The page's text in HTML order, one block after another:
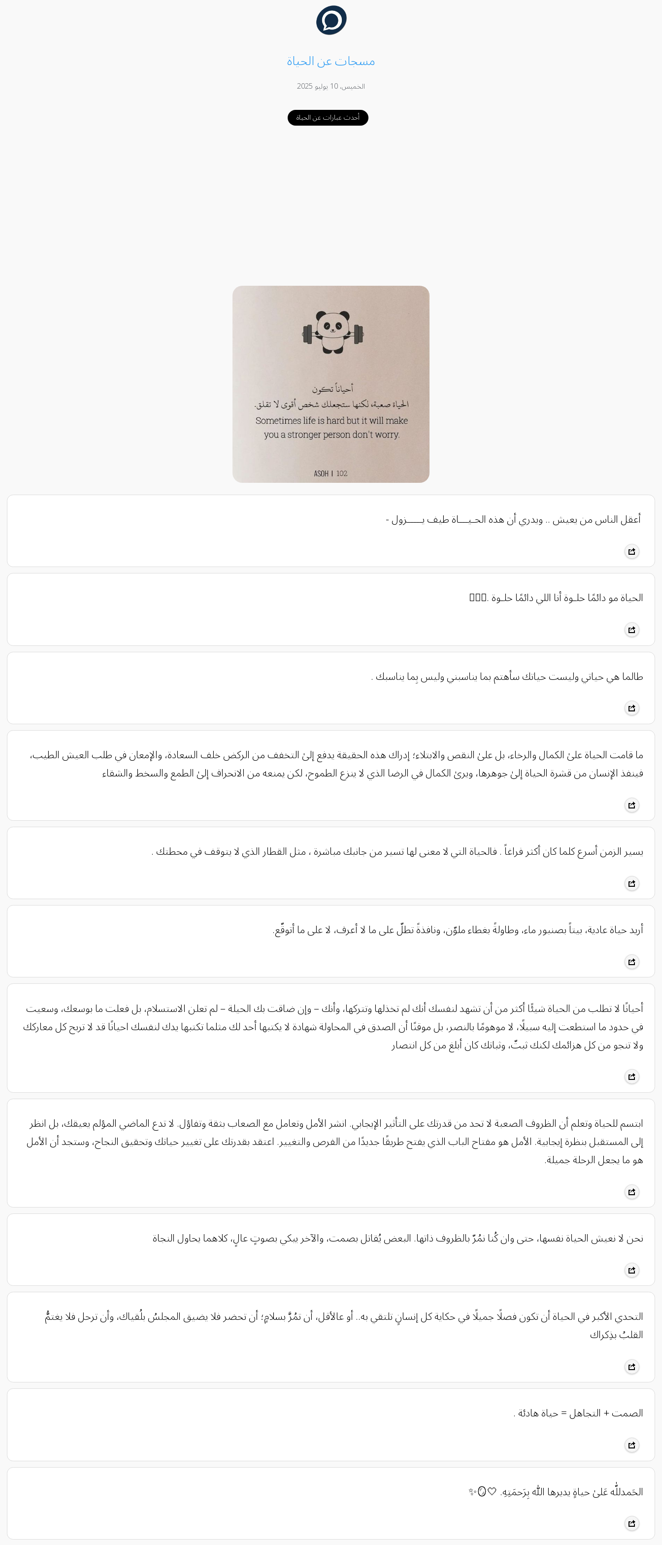
مسجات عن الحياة
الخميس، 10 يوليو 2025
أحدث عبارات عن الحياة
‏ أعقل الناس من يعيش .. ويدري أن هذه الحـيـــاة طيف يـــــزول -
الحياة مو دائمًا حلـوة أنا اللي دائمًا حلـوة .💆🏻‍♀️
طالما هي حياتي وليست حياتك سأهتم بما يناسبني وليس بِما يناسبك .
‏ما قامت الحياة علىٰ الكمال والرخاء، بل علىٰ النقص والابتلاء؛ إدراك هذه الحقيقة يدفع إلىٰ التخفف من الركض خلف السعادة، والإمعان في طلب العيش الطيب،
فينفذ الإنسان من قشرة الحياة إلىٰ جوهرها، ويرىٰ الكمال في الرضا الذي لا ينزع الطموح، لكن يمنعه من الانحراف إلىٰ الطمع والسخط والشقاء
يسير الزمن أسرع كلما كان أكثر فراغاً . فالحياة التي ﻻ معنى لها تسير من جانبك مباشرة ، مثل القطار الذي ﻻ يتوقف في محطتك .
أريد حياة عادية، بيتاً بصنبور ماء، وطاولةً بغطاء ملوّن، ونافذةً تطلّ على ما لا أعرف، لا على ما أتوقّع.
أحيانًا لا تطلب من الحياة شيئًا أكثر من أن تشهد لنفسك أنك لم تخذلها وتتركها، وأنك – وإن ضاقت بك الحيلة – لم تعلن الاستسلام، بل فعلت ما بوسعك، وسعيت
في حدود ما استطعت إليه سبيلًا، لا موهومًا بالنصر، بل موقنًا أن الصدق في المحاولة شهادة لا يكتبها أحد لك مثلما تكتبها يدك لنفسك احيانًا قد لا تربح كل معاركك
ولا تنجو من كل هزائمك ‏لكنك ثبتّ، وثباتك كان أبلغ من كل انتصار
ابتسم للحياة وتعلم أن الظروف الصعبة لا تحد من قدرتك على التأثير الإيجابي. انشر الأمل وتعامل مع الصعاب بثقة وتفاؤل. لا تدع الماضي المؤلم يعيقك، بل انظر
إلى المستقبل بنظرة إيجابية. الأمل هو مفتاح الباب الذي يفتح طريقًا جديدًا من الفرص والتغيير. اعتقد بقدرتك على تغيير حياتك وتحقيق النجاح، وستجد أن الأمل
هو ما يجعل الرحلة جميلة.
نحن لا نعيش الحياة نفسها، حتى وان كُنا نمُرّ بالظروف ذاتها. البعض يُقاتل بصمت، والآخر يبكي بصوتٍ عالٍ، كلاهما يحاول النجاة
التحدي الأكبر في الحياة أن تكون فصلًا جميلًا في حكاية كل إنسانٍ تلتقي به.. أو عالأقل، أن تمُرَّ بسلامٍ؛ أن تحضر فلا يضيق المجلسُ بلُقياك، وأن ترحل فلا يغتمُّ
القلبُ بذِكراك
الصمت + التجاهل = حياة هادئة .
الحَمدللّٰه عَلىٰ حياةٍ يديرها اللّٰه بِرَحمَتِهِ. 🤍🪞✨